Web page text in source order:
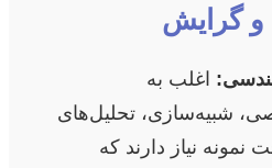
اغلب به
شبیه‌سازی، تحلیل‌های
نمونه نیاز دارند که